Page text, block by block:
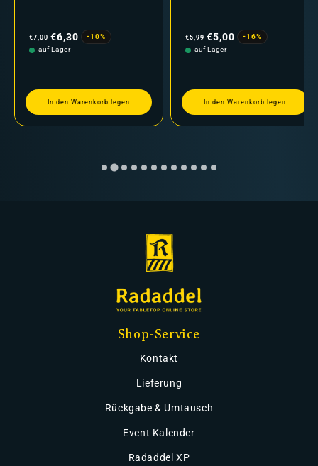
Preis
€7,00 €6,30
-10%
auf Lager
In den Warenkorb legen
Preis
€5,99 €5,00
-16%
auf Lager
In den Warenkorb legen
Shop-Service
Kontakt
Lieferung
Rückgabe & Umtausch
Event Kalender
Radaddel XP